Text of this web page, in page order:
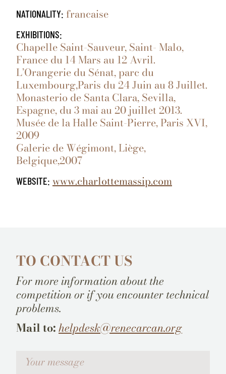
NATIONALITY: francaise
EXHIBITIONS:
Chapelle Saint-Sauveur, Saint- Malo,
France du 14 Mars au 12 Avril.
L’Orangerie du Sénat, parc du
Luxembourg,Paris du 24 Juin au 8 Juillet.
Monasterio de Santa Clara, Sevilla,
Espagne, du 3 mai au 20 juillet 2013.
Musée de la Halle Saint-Pierre, Paris XVI,
2009
Galerie de Wégimont, Liège,
Belgique,2007
WEBSITE: www.charlottemassip.com
TO CONTACT US
For more information about the
competition or if you encounter technical
problems.
Mail to:helpdesk@renecarcan.org
Votre message